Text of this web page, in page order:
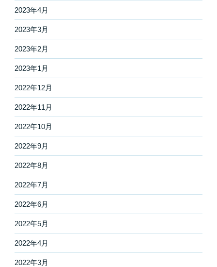
2023年4月
2023年3月
2023年2月
2023年1月
2022年12月
2022年11月
2022年10月
2022年9月
2022年8月
2022年7月
2022年6月
2022年5月
2022年4月
2022年3月